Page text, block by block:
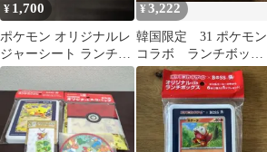
¥ 1,700
ポケモン オリジナルレ
ジャーシート ランチボ
ックス ピカチュウ クワ
ッス
¥3,222
韓国限定 31 ポケモン
コラボ ランチボック
ス 弁当箱